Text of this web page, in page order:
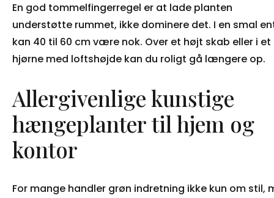
En god tommelfingerregel er at lade planten
understøtte rummet, ikke dominere det. I en smal
kan 40 til 60 cm være nok. Over et højt skab eller i et
hjørne med loftshøjde kan du roligt gå længere op.
Allergivenlige kunstige
hængeplanter til hjem og
kontor
For mange handler grøn indretning ikke kun om stil,